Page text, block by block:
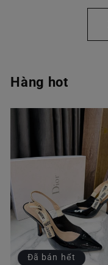
Hàng hot
Đã bán hết